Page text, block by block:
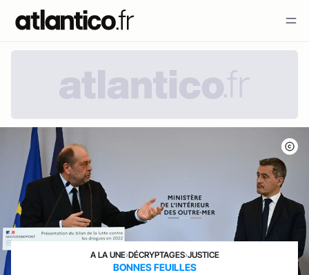
A LA UNE›DÉCRYPTAGES›JUSTICE
BONNES FEUILLES